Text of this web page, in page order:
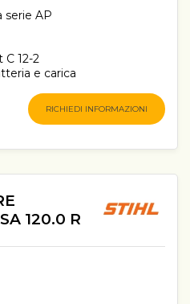
serie AP
12-2
e carica
RICHIEDI INFORMAZIONI
120.0 R